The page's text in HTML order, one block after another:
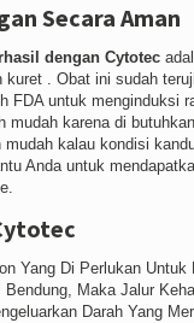
Secara Aman
dengan Cytotec
. Obat ini sudah
FDA untuk menginduksi
mudah karena di
mudah kalau kondisi
Anda untuk
Yang Di Perlukan
Maka Jalur
Darah Yang